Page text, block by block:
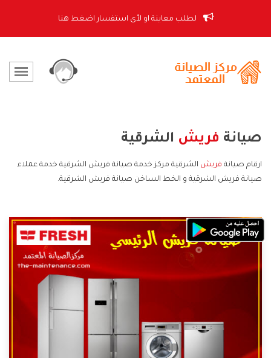
لطلب معاينة او لأى استفسار اضغط هنا
صيانة فريش الشرقية
ارقام صيانة فريش الشرقية مركز خدمة صيانة فريش الشرقية خدمة عملاء
صيانة فريش الشرقية و الخط الساخن صيانة فريش الشرقية.